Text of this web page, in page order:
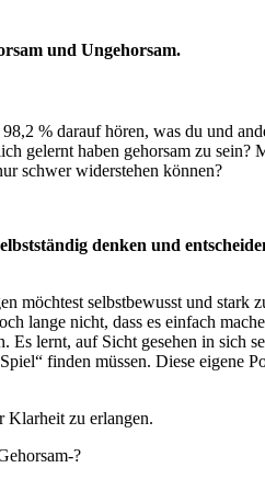
und Ungehorsam.
% darauf hören, was du und
gelernt haben gehorsam zu
schwer widerstehen können?
denken und
möchtest selbstbewusst und
lange nicht, dass es einfach
lernt, auf Sicht gesehen in sich
finden müssen. Diese eigene
Klarheit zu erlangen.
?